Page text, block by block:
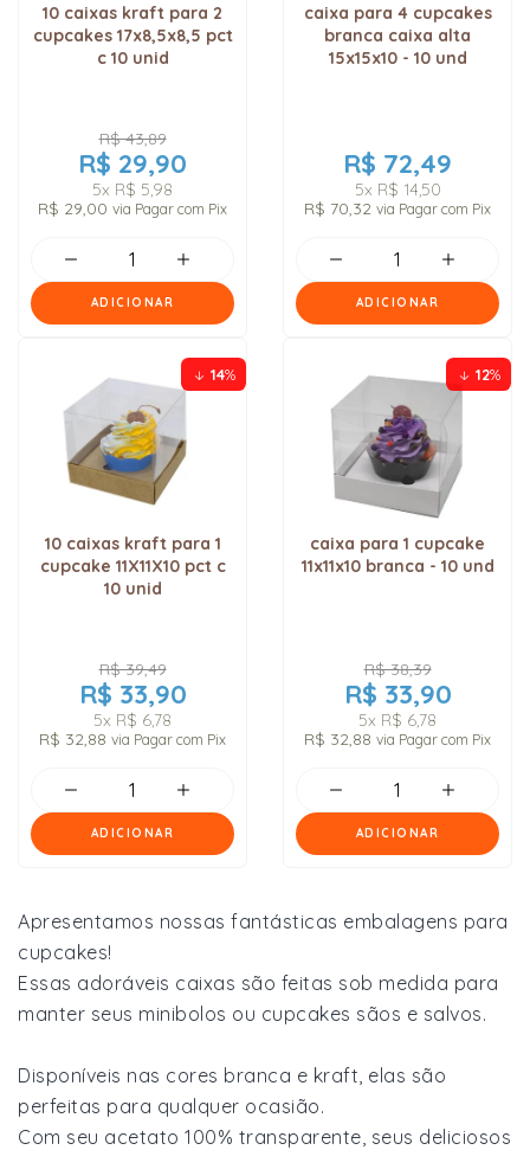
10 caixas kraft para 2
cupcakes 17x8,5x8,5 pct
c 10 unid
R$ 43,89
R$ 29,90
5x R$ 5,98
R$ 29,00 via Pagar com Pix
ADICIONAR
caixa para 4 cupcakes
branca caixa alta
15x15x10 - 10 und
R$ 72,49
5x R$ 14,50
R$ 70,32 via Pagar com Pix
ADICIONAR
14%
10 caixas kraft para 1
cupcake 11X11X10 pct c
10 unid
R$ 39,49
R$ 33,90
5x R$ 6,78
R$ 32,88 via Pagar com Pix
ADICIONAR
12%
caixa para 1 cupcake
11x11x10 branca - 10 und
R$ 38,39
R$ 33,90
5x R$ 6,78
R$ 32,88 via Pagar com Pix
ADICIONAR
Apresentamos nossas fantásticas embalagens para
cupcakes!
Essas adoráveis caixas são feitas sob medida para
manter seus minibolos ou cupcakes sãos e salvos.
Disponíveis nas cores branca e kraft, elas são
perfeitas para qualquer ocasião.
Com seu acetato 100% transparente, seus deliciosos